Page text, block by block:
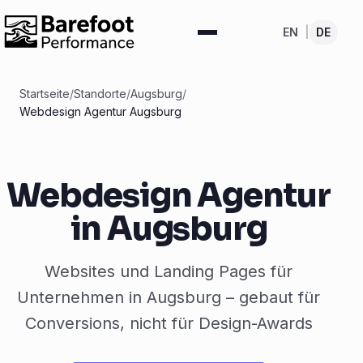
EN DE
Startseite/Standorte/Augsburg/
Webdesign Agentur Augsburg
Webdesign Agentur
in Augsburg
Websites und Landing Pages für
Unternehmen in Augsburg – gebaut für
Conversions, nicht für Design-Awards